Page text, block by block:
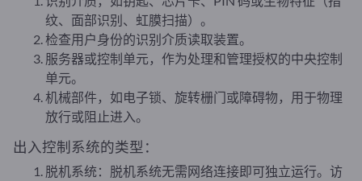
纹、面部识别、虹膜扫描）。
检查用户身份的识别介质读取装置。
服务器或控制单元，作为处理和管理授权的中央控制
单元。
机械部件，如电子锁、旋转栅门或障碍物，用于物理
放行或阻止进入。
出入控制系统的类型：
脱机系统：脱机系统无需网络连接即可独立运行。访